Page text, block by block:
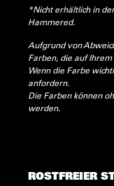
*Nicht erhältlich in
Hammered.
Aufgrund von
Farben, die auf
Wenn die Farbe
anfordern.
Die Farben können
werden.
ROSTFREIER